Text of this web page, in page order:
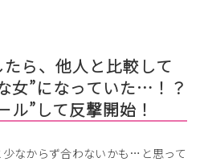
ら、他人と比較して
女”になっていた…！？
”して反撃開始！
なからず合わないかも…と思って